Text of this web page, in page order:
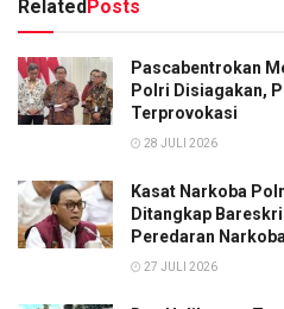
RelatedPosts
Pascabentrokan
Polri Disiagakan,
Terprovokasi
28 JULI 2026
Kasat Narkoba
Ditangkap
Peredaran Narkoba
27 JULI 2026